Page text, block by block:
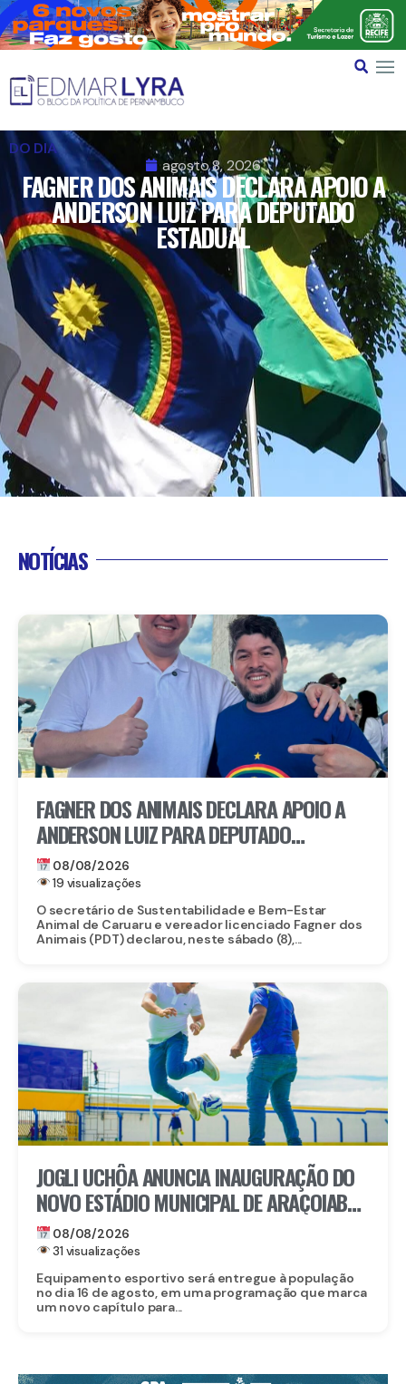
DO DIA
agosto 8, 2026
FAGNER DOS ANIMAIS DECLARA APOIO A
ANDERSON LUIZ PARA DEPUTADO
ESTADUAL
NOTÍCIAS
FAGNER DOS ANIMAIS DECLARA APOIO A
ANDERSON LUIZ PARA DEPUTADO
ESTADUAL
08/08/2026
19 visualizações
O secretário de Sustentabilidade e Bem-Estar
Animal de Caruaru e vereador licenciado Fagner dos
Animais (PDT) declarou, neste sábado (8),...
JOGLI UCHÔA ANUNCIA INAUGURAÇÃO DO
NOVO ESTÁDIO MUNICIPAL DE ARAÇOIABA,
UM DOS MAIORES INVESTIMENTOS DA
HISTÓRIA DO MUNICÍPIO
08/08/2026
31 visualizações
Equipamento esportivo será entregue à população
no dia 16 de agosto, em uma programação que marca
um novo capítulo para...